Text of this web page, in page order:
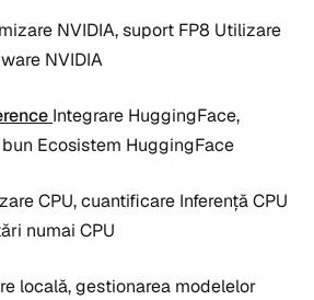
NVIDIA, suport FP8 Utilizare
NVIDIA
Integrare HuggingFace,
Ecosistem HuggingFace
CPU, cuantificare Inferență CPU
numai CPU
locală, gestionarea modelelor